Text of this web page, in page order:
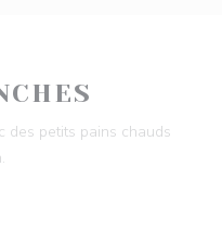
des petits pains chauds